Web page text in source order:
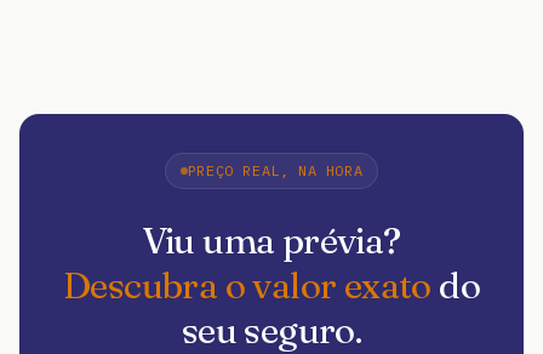
PREÇO REAL, NA HORA
Viu uma prévia?
Descubra o valor exato do
seu seguro.